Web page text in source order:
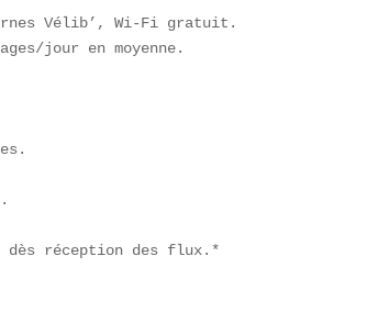
Vélib’, Wi-Fi gratuit.
jour en moyenne.
dès réception des flux.*